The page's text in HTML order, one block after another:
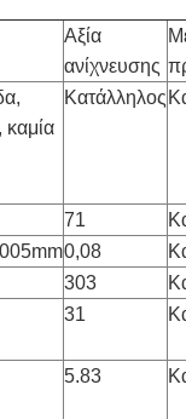
Αξία
ανίχνευσης
καμία
Κατάλληλος
71
0,08
303
31
5.83